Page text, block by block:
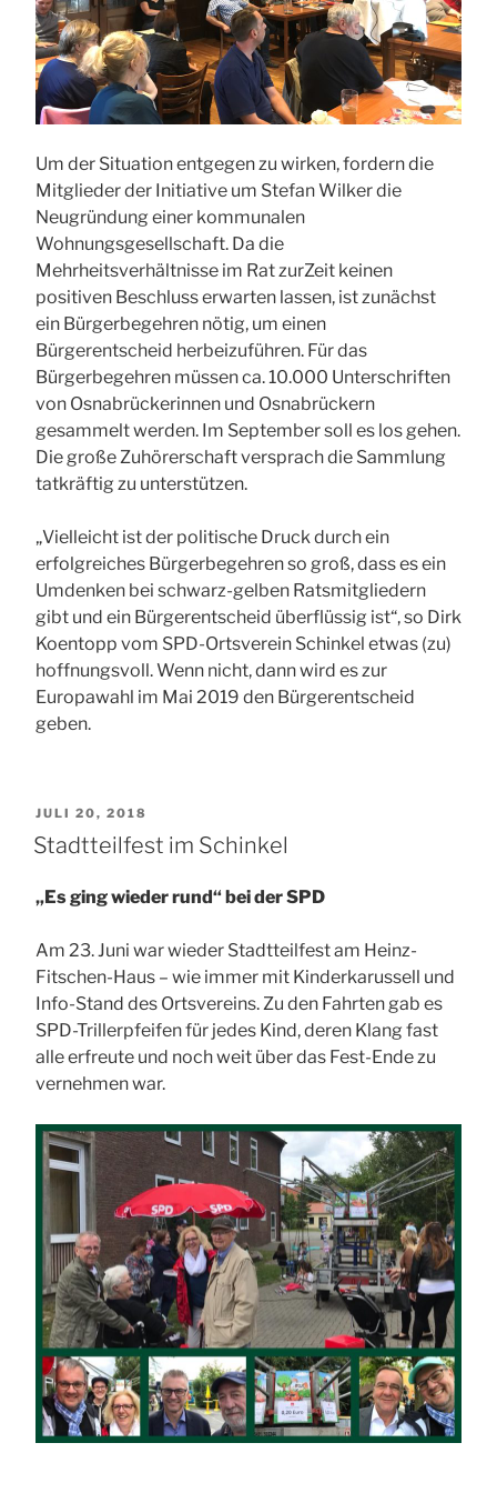
Um der Situation entgegen zu wirken, fordern die
Mitglieder der Initiative um Stefan Wilker die
Neugründung einer kommunalen
Wohnungsgesellschaft. Da die
Mehrheitsverhältnisse im Rat zurZeit keinen
positiven Beschluss erwarten lassen, ist zunächst
ein Bürgerbegehren nötig, um einen
Bürgerentscheid herbeizuführen. Für das
Bürgerbegehren müssen ca. 10.000 Unterschriften
von Osnabrückerinnen und Osnabrückern
gesammelt werden. Im September soll es los gehen.
Die große Zuhörerschaft versprach die Sammlung
tatkräftig zu unterstützen.
„Vielleicht ist der politische Druck durch ein
erfolgreiches Bürgerbegehren so groß, dass es ein
Umdenken bei schwarz-gelben Ratsmitgliedern
gibt und ein Bürgerentscheid überflüssig ist“, so Dirk
Koentopp vom SPD-Ortsverein Schinkel etwas (zu)
hoffnungsvoll. Wenn nicht, dann wird es zur
Europawahl im Mai 2019 den Bürgerentscheid
geben.
VERÖFFENTLICHT
AM
JULI 20, 2018
Stadtteilfest im Schinkel
„Es ging wieder rund“ bei der SPD
Am 23. Juni war wieder Stadtteilfest am Heinz-
Fitschen-Haus – wie immer mit Kinderkarussell und
Info-Stand des Ortsvereins. Zu den Fahrten gab es
SPD-Trillerpfeifen für jedes Kind, deren Klang fast
alle erfreute und noch weit über das Fest-Ende zu
vernehmen war.